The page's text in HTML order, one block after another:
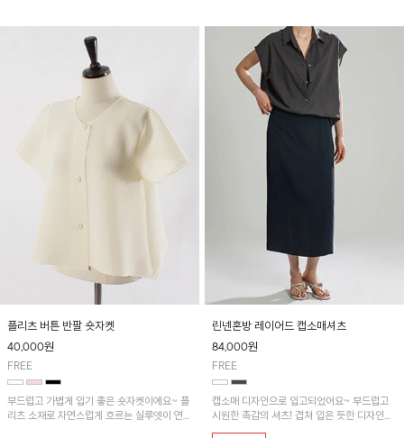
플리츠 버튼 반팔 숏자켓
40,000원
FREE
부드럽고 가볍게 입기 좋은 숏자켓이에요~ 플
리츠 소재로 자연스럽게 흐르는 실루엣이 연출
린넨혼방 레이어드 캡소매셔츠
84,000원
FREE
캡소매 디자인으로 입고되었어요~ 부드럽고
시원한 촉감의 셔츠! 겹쳐 입은 듯한 디자인으
로 세련된 레이어드 효과를 주어, 코디 고민 없